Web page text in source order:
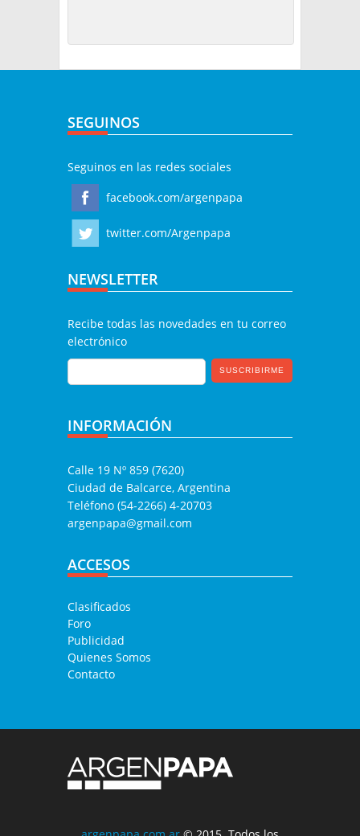
SEGUINOS
Seguinos en las redes sociales
facebook.com/argenpapa
twitter.com/Argenpapa
NEWSLETTER
Recibe todas las novedades en tu correo
electrónico
INFORMACIÓN
Calle 19 Nº 859 (7620)
Ciudad de Balcarce, Argentina
Teléfono (54-2266) 4-20703
argenpapa@gmail.com
ACCESOS
Clasificados
Foro
Publicidad
Quienes Somos
Contacto